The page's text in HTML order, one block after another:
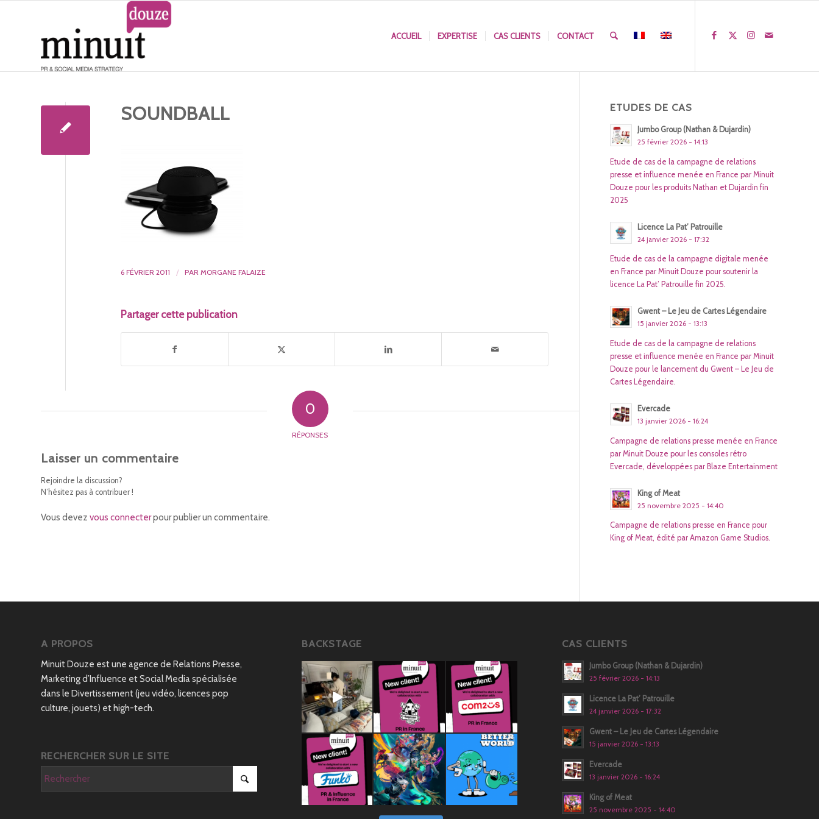
ACCUEIL EXPERTISE CAS CLIENTS CONTACT
SOUNDBALL
6 FÉVRIER 2011 / PAR MORGANE FALAIZE
Partager cette publication
0
RÉPONSES
Laisser un commentaire
Rejoindre la discussion?
N’hésitez pas à contribuer !
Vous devez vous connecterpour publier un commentaire.
ETUDES DE CAS
Jumbo Group (Nathan & Dujardin)
25 février 2026 - 14:13
Etude de cas de la campagne de relations
presse et influence menée en France par Minuit
Douze pour les produits Nathan et Dujardin fin
2025
Licence La Pat’ Patrouille
24 janvier 2026 - 17:32
Etude de cas de la campagne digitale menée
en France par Minuit Douze pour soutenir la
licence La Pat’ Patrouille fin 2025.
Gwent – Le Jeu de Cartes Légendaire
15 janvier 2026 - 13:13
Etude de cas de la campagne de relations
presse et influence menée en France par Minuit
Douze pour le lancement du Gwent – Le Jeu de
Cartes Légendaire.
Evercade
13 janvier 2026 - 16:24
Campagne de relations presse menée en France
par Minuit Douze pour les consoles rétro
Evercade, développées par Blaze Entertainment
King of Meat
25 novembre 2025 - 14:40
Campagne de relations presse en France pour
King of Meat, édité par Amazon Game Studios.
A PROPOS
Minuit Douze est une agence de Relations Presse,
Marketing d’Influence et Social Media spécialisée
dans le Divertissement (jeu vidéo, licences pop
culture, jouets) et high-tech.
RECHERCHER SUR LE SITE
BACKSTAGE CAS CLIENTS
Jumbo Group (Nathan & Dujardin)
25 février 2026 - 14:13
Licence La Pat’ Patrouille
24 janvier 2026 - 17:32
Gwent – Le Jeu de Cartes Légendaire
15 janvier 2026 - 13:13
Evercade
13 janvier 2026 - 16:24
King of Meat
25 novembre 2025 - 14:40